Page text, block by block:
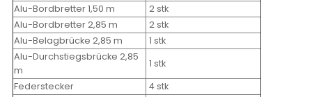
Alu-Bordbretter 1,50 m
2 stk
Alu-Bordbretter 2,85 m
2 stk
Alu-Belagbrücke 2,85 m
1 stk
Alu-Durchstiegsbrücke 2,85
m
1 stk
Federstecker
4 stk